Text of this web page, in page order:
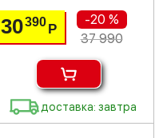
30390 Р
-20 %
37 990
доставка: завтра